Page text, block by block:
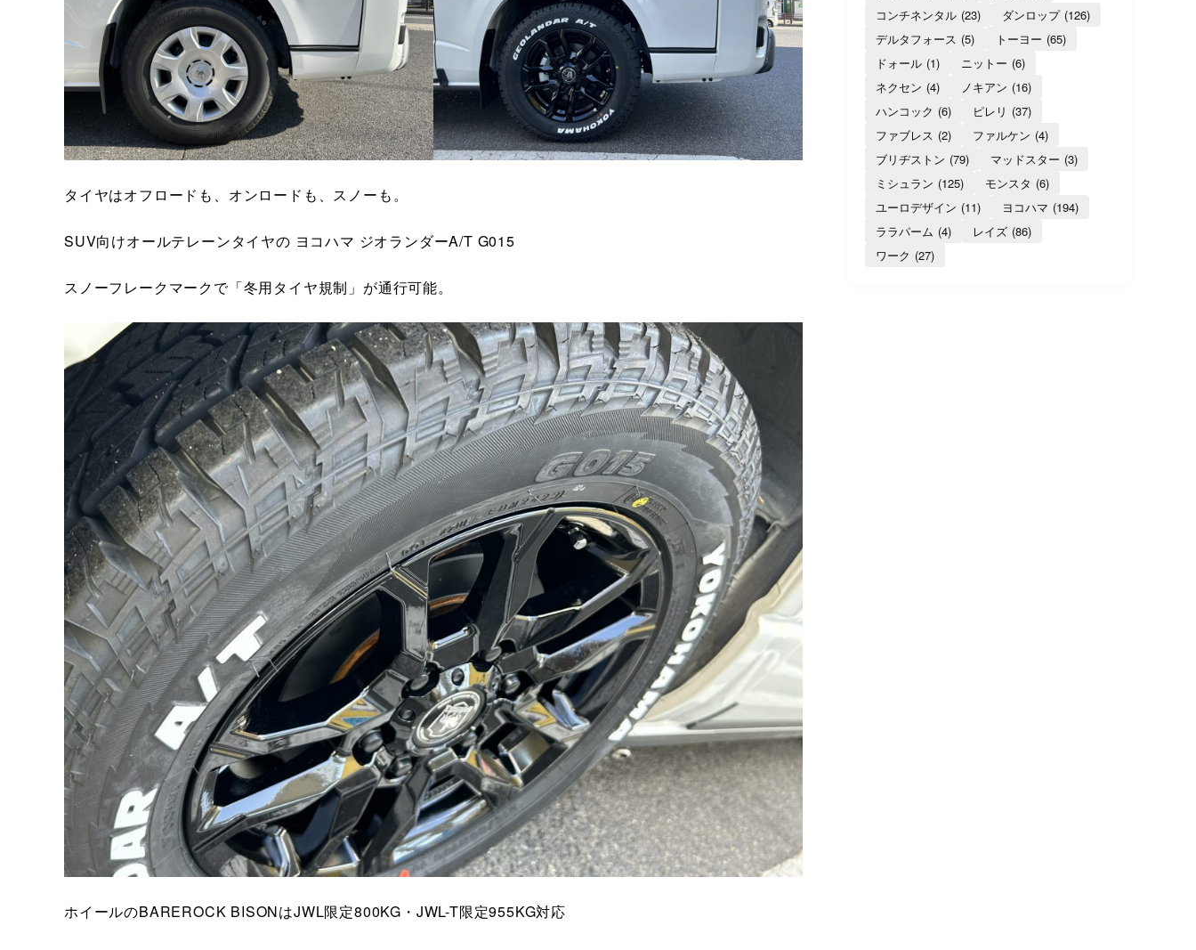
タイヤはオフロードも、オンロードも、スノーも。
SUV向けオールテレーンタイヤの ヨコハマ ジオランダーA/T G015
スノーフレークマークで「冬用タイヤ規制」が通行可能。
ホイールのBAREROCK BISONはJWL限定800KG・JWL-T限定955KG対応
コンチネンタル (23) ダンロップ (126)
デルタフォース (5) トーヨー (65)
ドォール (1) ニットー (6)
ネクセン (4) ノキアン (16)
ハンコック (6) ピレリ (37)
ファブレス (2) ファルケン (4)
ブリヂストン (79) マッドスター (3)
ミシュラン (125) モンスタ (6)
ユーロデザイン (11) ヨコハマ (194)
ララパーム (4) レイズ (86)
ワーク (27)